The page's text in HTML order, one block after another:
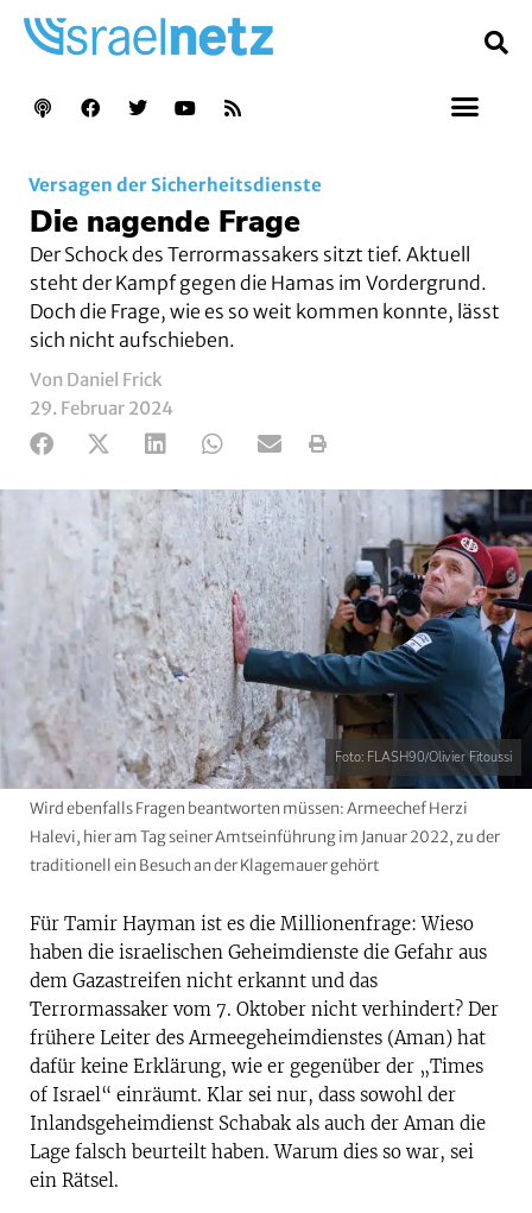
Versagen der Sicherheitsdienste
Die nagende Frage
Der Schock des Terrormassakers sitzt tief. Aktuell
steht der Kampf gegen die Hamas im Vordergrund.
Doch die Frage, wie es so weit kommen konnte, lässt
sich nicht aufschieben.
Von Daniel Frick
29. Februar 2024
Foto: FLASH90/Olivier Fitoussi
Wird ebenfalls Fragen beantworten müssen: Armeechef Herzi
Halevi, hier am Tag seiner Amtseinführung im Januar 2022, zu der
traditionell ein Besuch an der Klagemauer gehört
Für Tamir Hayman ist es die Millionenfrage: Wieso
haben die israelischen Geheimdienste die Gefahr aus
dem Gazastreifen nicht erkannt und das
Terrormassaker vom 7. Oktober nicht verhindert? Der
frühere Leiter des Armeegeheimdienstes (Aman) hat
dafür keine Erklärung, wie er gegenüber der „Times
of Israel“ einräumt. Klar sei nur, dass sowohl der
Inlandsgeheimdienst Schabak als auch der Aman die
Lage falsch beurteilt haben. Warum dies so war, sei
ein Rätsel.